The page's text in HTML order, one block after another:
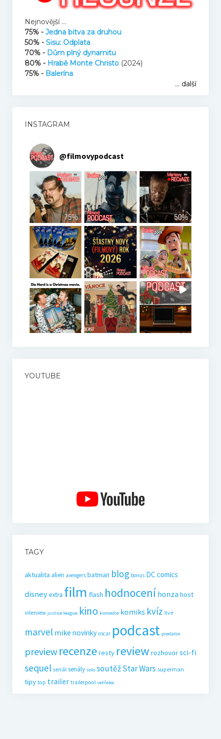
Nejnovější ...
75% - Jedna bitva za druhou
50% - Sisu: Odplata
70% - Dům plný dynamitu
80% - Hrabě Monte Christo(2024)
75% - Balerína
... další
INSTAGRAM
@filmovypodcast
YOUTUBE
TAGY
aktualita alien avengers batman blog bonus DC comics
disneyextra film flash hodnocení honza host
interview justice league kino komedie komiks kvíz live
marvel mike novinky oscar podcast predator
preview recenze resty review rozhovorsci-fi
sequel seriál seriály solo soutěžStar Wars superman
tipy top trailer trailerpool vetřelec